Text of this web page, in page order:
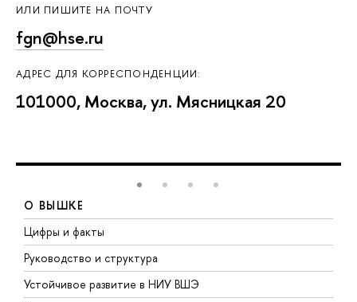
ИЛИ ПИШИТЕ НА ПОЧТУ
fgn@hse.ru
АДРЕС ДЛЯ КОРРЕСПОНДЕНЦИИ:
101000, Москва, ул. Мясницкая 20
О ВЫШКЕ
Цифры и факты
Руководство и структура
Устойчивое развитие в НИУ ВШЭ